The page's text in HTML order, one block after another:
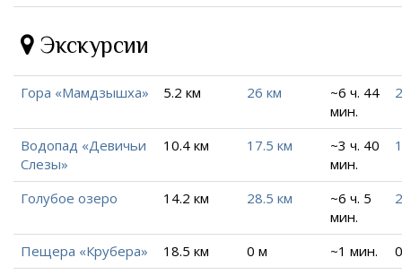
Экскурсии
Гора «Мамдзышха» 5.2 км 26 км
~6 ч. 44
мин.
Водопад «Девичьи
Слезы»
10.4 км 17.5 км
~3 ч. 40
мин.
Голубое озеро 14.2 км 28.5 км
~6 ч. 5
мин.
Пещера «Крубера» 18.5 км 0 м ~1 мин.